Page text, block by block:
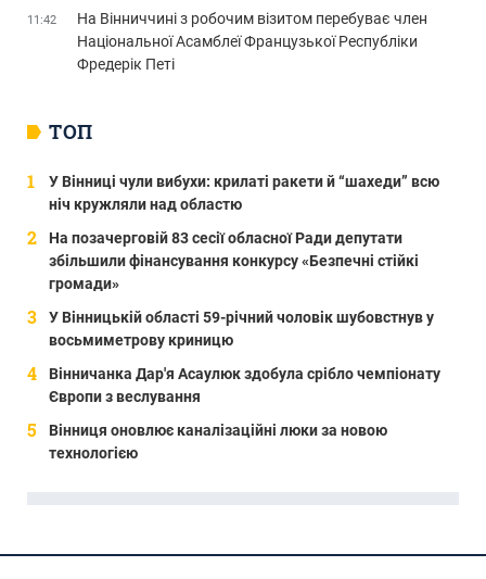
ТОП
У Вінниці чули вибухи: крилаті ракети й “шахеди” всю
ніч кружляли над областю
На позачерговій 83 сесії обласної Ради депутати
збільшили фінансування конкурсу «Безпечні стійкі
громади»
У Вінницькій області 59-річний чоловік шубовстнув у
восьмиметрову криницю
Вінничанка Дар'я Асаулюк здобула срібло чемпіонату
Європи з веслування
Вінниця оновлює каналізаційні люки за новою
технологією
11:42
На Вінниччині з робочим візитом перебуває член
Національної Асамблеї Французької Республіки
Фредерік Петі